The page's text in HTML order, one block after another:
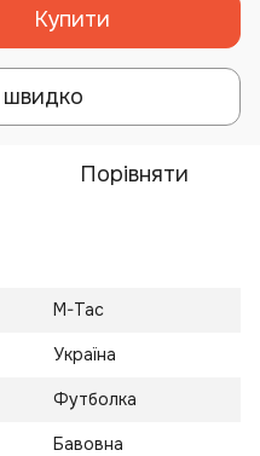
Купити
Порівняти
M-Tac
Україна
Футболка
Бавовна